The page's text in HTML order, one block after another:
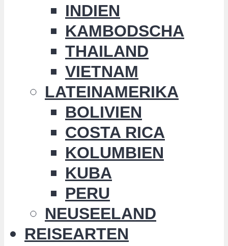
INDIEN
KAMBODSCHA
THAILAND
VIETNAM
LATEINAMERIKA
BOLIVIEN
COSTA RICA
KOLUMBIEN
KUBA
PERU
NEUSEELAND
REISEARTEN